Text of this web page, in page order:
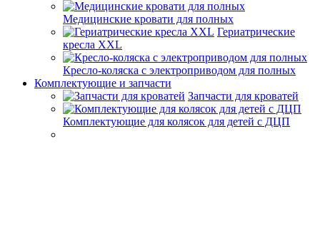
Медицинские кровати для полных
Гериатрические
кресла XXL
Кресло-коляска с электроприводом для полных
Комплектующие и запчасти
Запчасти для кроватей
Комплектующие для колясок для детей с ДЦП